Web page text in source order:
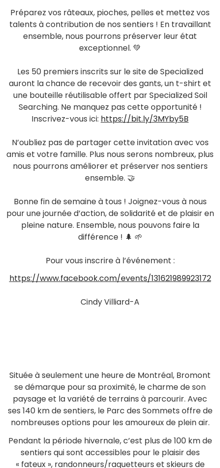
Préparez vos râteaux, pioches, pelles et mettez vos
talents à contribution de nos sentiers ! En travaillant
ensemble, nous pourrons préserver leur état
exceptionnel. 💚
Les 50 premiers inscrits sur le site de Specialized
auront la chance de recevoir des gants, un t-shirt et
une bouteille réutilisable offert par Specialized Soil
Searching. Ne manquez pas cette opportunité !
Inscrivez-vous ici: https://bit.ly/3MYby5B
N’oubliez pas de partager cette invitation avec vos
amis et votre famille. Plus nous serons nombreux, plus
nous pourrons améliorer et préserver nos sentiers
ensemble. 🤝
Bonne fin de semaine à tous ! Joignez-vous à nous
pour une journée d’action, de solidarité et de plaisir en
pleine nature. Ensemble, nous pouvons faire la
différence ! 🌲 🌱
Pour vous inscrire à l’événement :
https://www.facebook.com/events/131621989923172
Cindy Villiard-A
Située à seulement une heure de Montréal, Bromont
se démarque pour sa proximité, le charme de son
paysage et la variété de terrains à parcourir. Avec
ses 140 km de sentiers, le Parc des Sommets offre de
nombreuses options pour les amoureux de plein air.
Pendant la période hivernale, c’est plus de 100 km de
sentiers qui sont accessibles pour le plaisir des
« fateux », randonneurs/raquetteurs et skieurs de